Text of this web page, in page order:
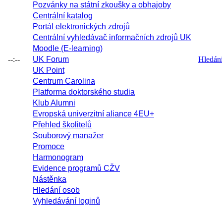
--:--
Pozvánky na státní zkoušky a obhajoby
Centrální katalog
Portál elektronických zdrojů
Centrální vyhledávač informačních zdrojů UK
Moodle (E-learning)
UK Forum
UK Point
Centrum Carolina
Platforma doktorského studia
Klub Alumni
Evropská univerzitní aliance 4EU+
Přehled školitelů
Souborový manažer
Promoce
Harmonogram
Evidence programů CŽV
Nástěnka
Hledání osob
Vyhledávání loginů